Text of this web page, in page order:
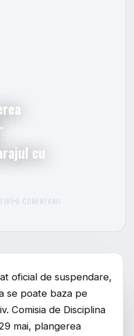
cu
0 COMENTARII
oficial de suspendare,
se poate baza pe
Comisia de Disciplina
mai, plangerea